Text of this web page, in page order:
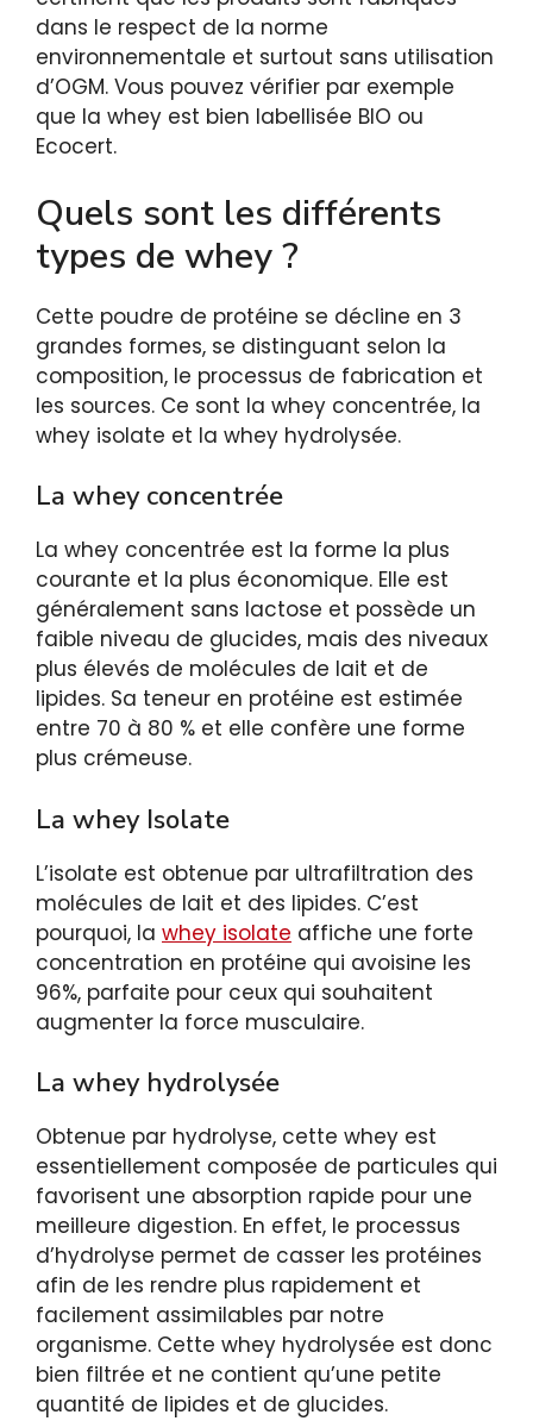
dans le respect de la norme
environnementale et surtout sans utilisation
d’OGM. Vous pouvez vérifier par exemple
que la whey est bien labellisée BIO ou
Ecocert.
Quels sont les différents
types de whey ?
Cette poudre de protéine se décline en 3
grandes formes, se distinguant selon la
composition, le processus de fabrication et
les sources. Ce sont la whey concentrée, la
whey isolate et la whey hydrolysée.
La whey concentrée
La whey concentrée est la forme la plus
courante et la plus économique. Elle est
généralement sans lactose et possède un
faible niveau de glucides, mais des niveaux
plus élevés de molécules de lait et de
lipides. Sa teneur en protéine est estimée
entre 70 à 80 % et elle confère une forme
plus crémeuse.
La whey Isolate
L’isolate est obtenue par ultrafiltration des
molécules de lait et des lipides. C’est
pourquoi, la whey isolate affiche une forte
concentration en protéine qui avoisine les
96%, parfaite pour ceux qui souhaitent
augmenter la force musculaire.
La whey hydrolysée
Obtenue par hydrolyse, cette whey est
essentiellement composée de particules qui
favorisent une absorption rapide pour une
meilleure digestion. En effet, le processus
d’hydrolyse permet de casser les protéines
afin de les rendre plus rapidement et
facilement assimilables par notre
organisme. Cette whey hydrolysée est donc
bien filtrée et ne contient qu’une petite
quantité de lipides et de glucides.